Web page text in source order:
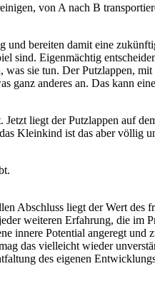
von A nach B
und bereiten damit eine
sind. Eigenmächtig
sie tun. Der Putzlappen,
ganz anderes an. Das kann
liegt der Putzlappen auf
Kleinkind ist das aber völlig
Abschluss liegt der Wert des
weiteren Erfahrung, die im
innere Potential angeregt und
das vielleicht wieder
des eigenen